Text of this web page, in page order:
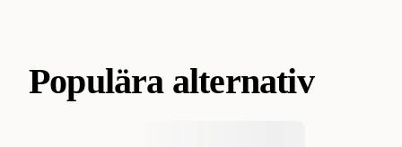
Populära alternativ